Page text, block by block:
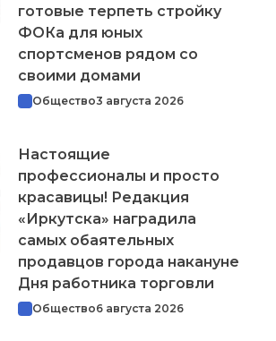
готовые терпеть стройку
ФОКа для юных
спортсменов рядом со
своими домами
Общество3 августа 2026
Настоящие
профессионалы и просто
красавицы! Редакция
«Иркутска» наградила
самых обаятельных
продавцов города накануне
Дня работника торговли
Общество6 августа 2026